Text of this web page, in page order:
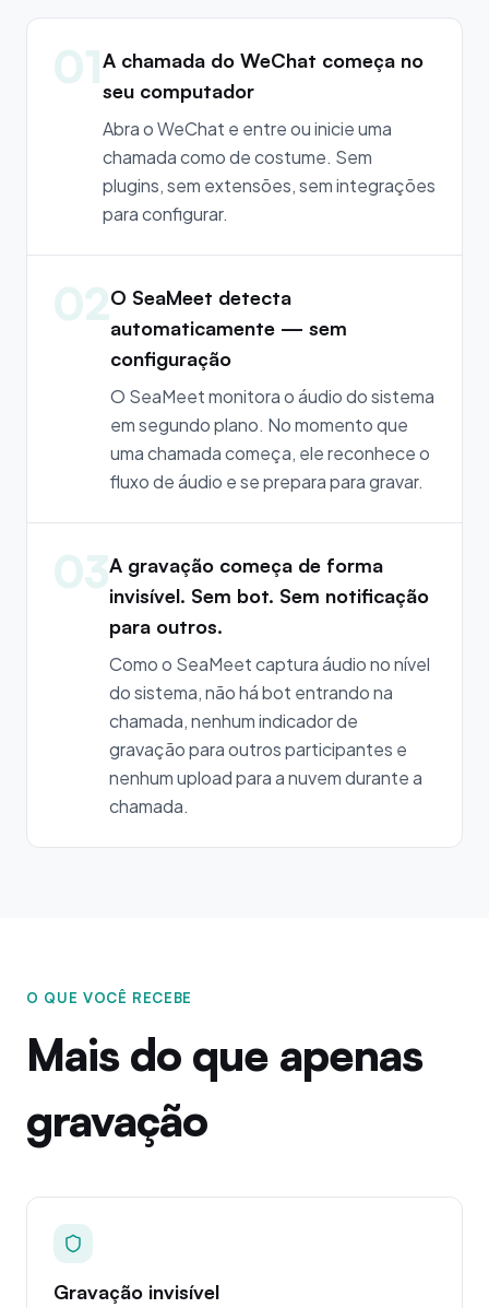
01A chamada do WeChat começa no
seu computador
Abra o WeChat e entre ou inicie uma
chamada como de costume. Sem
plugins, sem extensões, sem integrações
para configurar.
02O SeaMeet detecta
automaticamente — sem
configuração
O SeaMeet monitora o áudio do sistema
em segundo plano. No momento que
uma chamada começa, ele reconhece o
fluxo de áudio e se prepara para gravar.
03A gravação começa de forma
invisível. Sem bot. Sem notificação
para outros.
Como o SeaMeet captura áudio no nível
do sistema, não há bot entrando na
chamada, nenhum indicador de
gravação para outros participantes e
nenhum upload para a nuvem durante a
chamada.
O QUE VOCÊ RECEBE
Mais do que apenas
gravação
Gravação invisível